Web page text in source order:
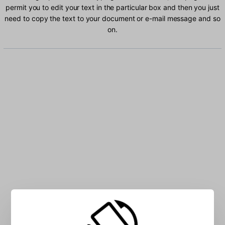
permit you to edit your text in the particular box and then you just
need to copy the text to your document or e-mail message and so
on.
Type Yoruba characters into the box: